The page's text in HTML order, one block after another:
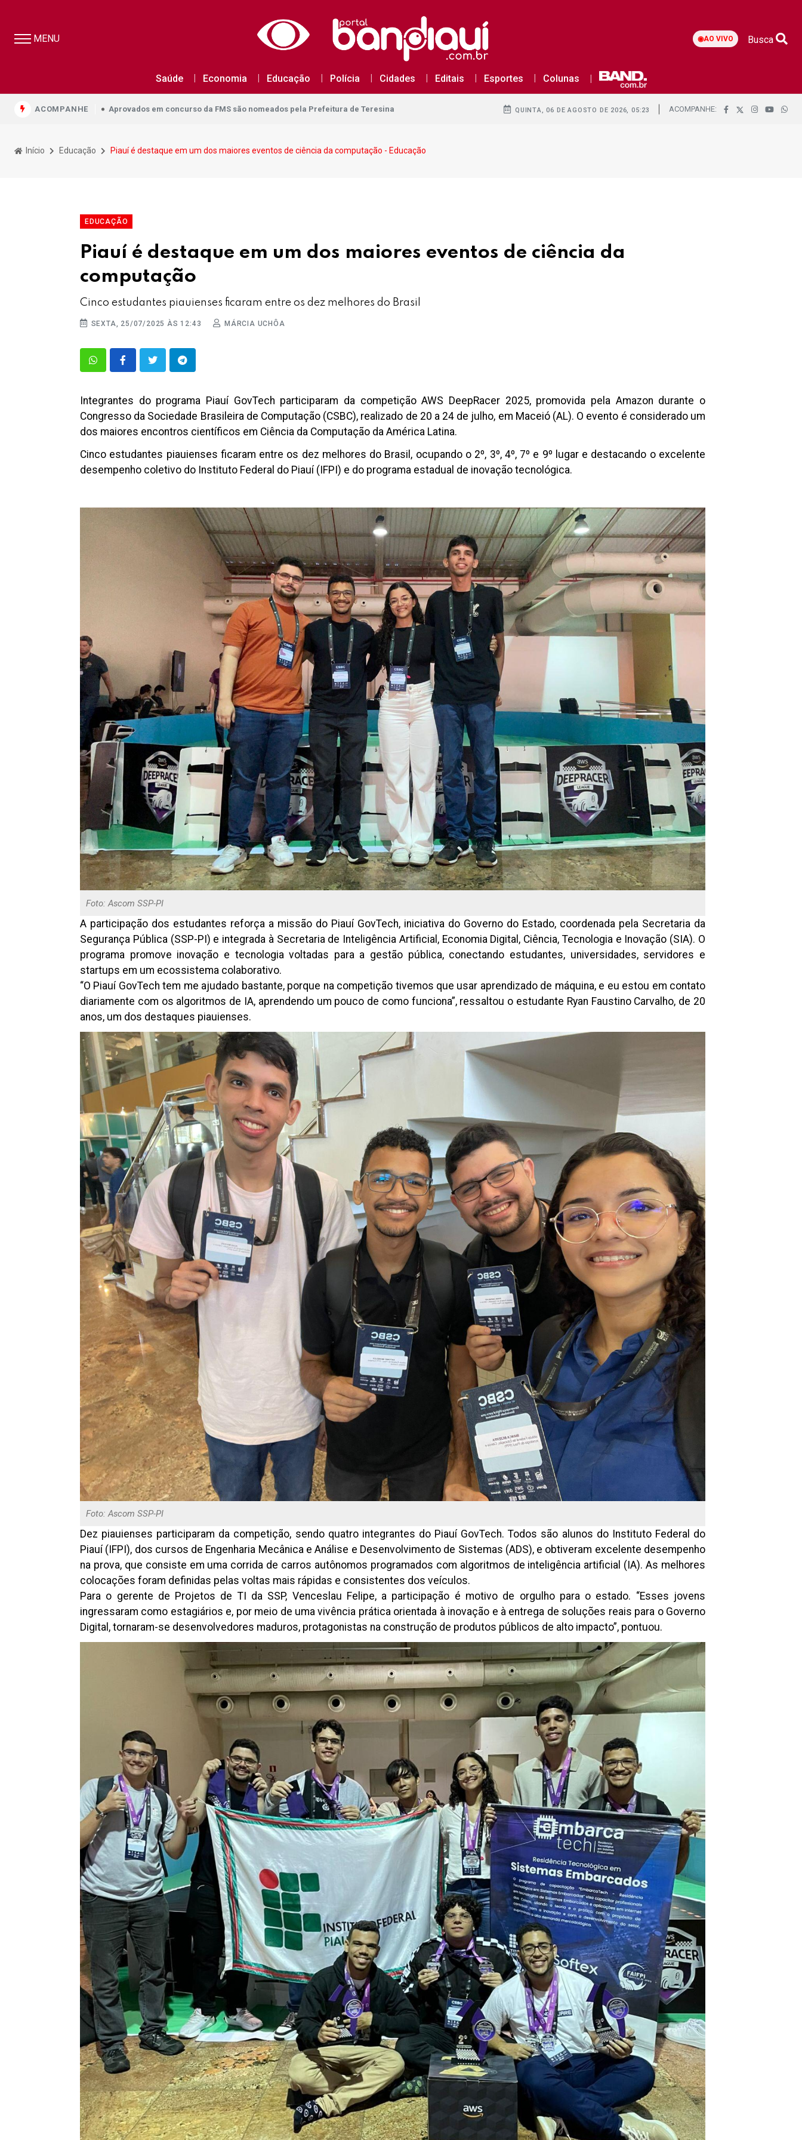
MENU ◉AO VIVO Busca
Saúde Economia Educação Polícia Cidades Editais Esportes Colunas
ACOMPANHE
Aprovados em concurso da FMS são nomeados pela Prefeitura de Teresina
Aprovados em concurso da FMS são nomeados pela Prefeitura de Teresina QUINTA, 06 DE AGOSTO DE 2026, 05:23 ACOMPANHE:
Início Educação Piauí é destaque em um dos maiores eventos de ciência da computação - Educação
EDUCAÇÃO
Piauí é destaque em um dos maiores eventos de ciência da
computação
Cinco estudantes piauienses ficaram entre os dez melhores do Brasil
SEXTA, 25/07/2025 ÀS 12:43 MÁRCIA UCHÔA
Integrantes do programa Piauí GovTech participaram da competição AWS DeepRacer 2025, promovida pela Amazon durante o
Congresso da Sociedade Brasileira de Computação (CSBC), realizado de 20 a 24 de julho, em Maceió (AL). O evento é considerado um
dos maiores encontros científicos em Ciência da Computação da América Latina.
Cinco estudantes piauienses ficaram entre os dez melhores do Brasil, ocupando o 2º, 3º, 4º, 7º e 9º lugar e destacando o excelente
desempenho coletivo do Instituto Federal do Piauí (IFPI) e do programa estadual de inovação tecnológica.
Foto: Ascom SSP-PI
A participação dos estudantes reforça a missão do Piauí GovTech, iniciativa do Governo do Estado, coordenada pela Secretaria da
Segurança Pública (SSP-PI) e integrada à Secretaria de Inteligência Artificial, Economia Digital, Ciência, Tecnologia e Inovação (SIA). O
programa promove inovação e tecnologia voltadas para a gestão pública, conectando estudantes, universidades, servidores e
startups em um ecossistema colaborativo.
“O Piauí GovTech tem me ajudado bastante, porque na competição tivemos que usar aprendizado de máquina, e eu estou em contato
diariamente com os algoritmos de IA, aprendendo um pouco de como funciona”, ressaltou o estudante Ryan Faustino Carvalho, de 20
anos, um dos destaques piauienses.
Foto: Ascom SSP-PI
Dez piauienses participaram da competição, sendo quatro integrantes do Piauí GovTech. Todos são alunos do Instituto Federal do
Piauí (IFPI), dos cursos de Engenharia Mecânica e Análise e Desenvolvimento de Sistemas (ADS), e obtiveram excelente desempenho
na prova, que consiste em uma corrida de carros autônomos programados com algoritmos de inteligência artificial (IA). As melhores
colocações foram definidas pelas voltas mais rápidas e consistentes dos veículos.
Para o gerente de Projetos de TI da SSP, Venceslau Felipe, a participação é motivo de orgulho para o estado. “Esses jovens
ingressaram como estagiários e, por meio de uma vivência prática orientada à inovação e à entrega de soluções reais para o Governo
Digital, tornaram-se desenvolvedores maduros, protagonistas na construção de produtos públicos de alto impacto”, pontuou.